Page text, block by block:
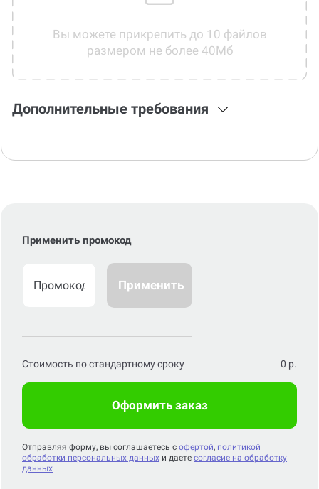
Вы можете прикрепить до 10 файлов
размером не более 40Мб
Дополнительные требования
Применить промокод
Применить
Стоимость по стандартному сроку 0 р.
Оформить заказ
Отправляя форму, вы соглашаетесь с офертой, политикой
обработки персональных данных и даете согласие на обработку
данных